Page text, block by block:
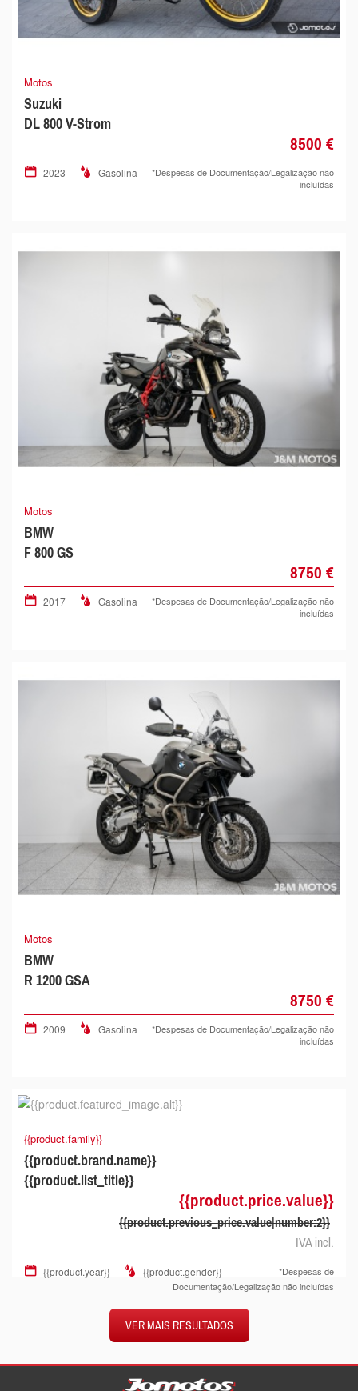
Motos
Suzuki
DL 800 V-Strom
8500 €
2023 Gasolina
*Despesas de Documentação/Legalização não
incluídas
Motos
BMW
F 800 GS
8750 €
2017 Gasolina
*Despesas de Documentação/Legalização não
incluídas
Motos
BMW
R 1200 GSA
8750 €
2009 Gasolina
*Despesas de Documentação/Legalização não
incluídas
{{product.family}}
{{product.brand.name}}
{{product.list_title}}
{{product.price.value}}
{{product.previous_price.value|number:2}}
IVA incl.
{{product.year}} {{product.gender}}
*Despesas de
Documentação/Legalização não incluídas
VER MAIS RESULTADOS